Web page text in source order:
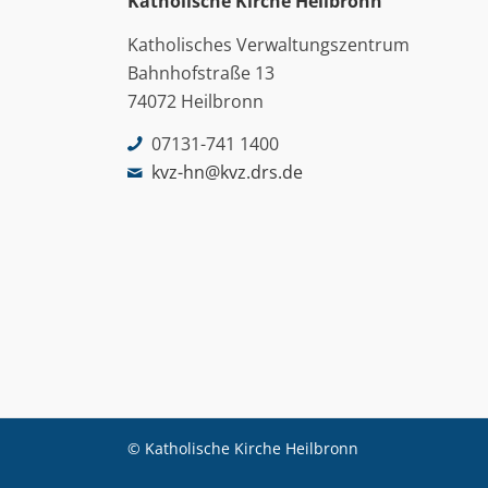
Katholisches Verwaltungszentrum
Bahnhofstraße 13
74072 Heilbronn
07131-741 1400
kvz-hn@kvz.drs.de
© Katholische Kirche Heilbronn